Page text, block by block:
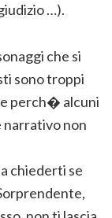
…).
che si
sono troppi
perch� alcuni
narrativo non
chiederti se